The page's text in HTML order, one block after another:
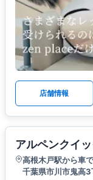
店舗情報
アルペンクイ
高根木戸駅から車
千葉県市川市鬼高